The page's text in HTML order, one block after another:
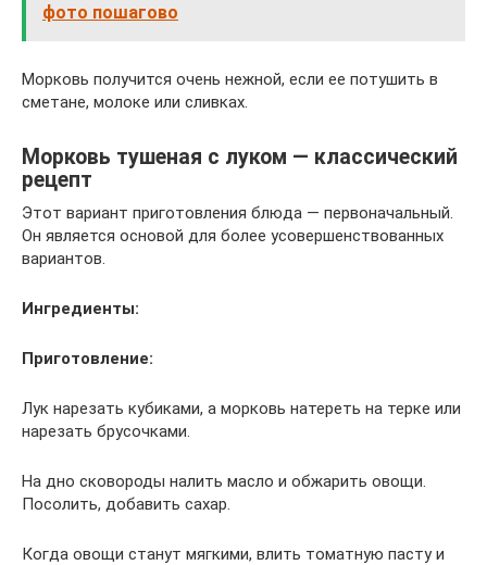
фото пошагово
Морковь получится очень нежной, если ее потушить в
сметане, молоке или сливках.
Морковь тушеная с луком — классический
рецепт
Этот вариант приготовления блюда — первоначальный.
Он является основой для более усовершенствованных
вариантов.
Ингредиенты:
Приготовление:
Лук нарезать кубиками, а морковь натереть на терке или
нарезать брусочками.
На дно сковороды налить масло и обжарить овощи.
Посолить, добавить сахар.
Когда овощи станут мягкими, влить томатную пасту и